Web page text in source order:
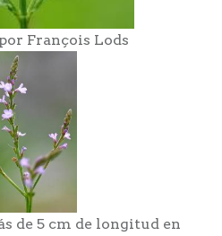
François Lods
de 5 cm de longitud en